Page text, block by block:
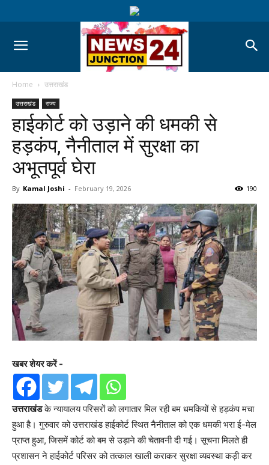
Home उत्तराखंड
उत्तराखंड राज्य
हाईकोर्ट को उड़ाने की धमकी से
हड़कंप, नैनीताल में सुरक्षा का
अभूतपूर्व घेरा
By Kamal Joshi - February 19, 2026 190
खबर शेयर करें -
उत्तराखंडके न्यायालय परिसरों को लगातार मिल रही बम धमकियों से हड़कंप मचा
हुआ है। गुरुवार को उत्तराखंड हाईकोर्ट स्थित नैनीताल को एक धमकी भरा ई-मेल
प्राप्त हुआ, जिसमें कोर्ट को बम से उड़ाने की चेतावनी दी गई। सूचना मिलते ही
प्रशासन ने हाईकोर्ट परिसर को तत्काल खाली कराकर सुरक्षा व्यवस्था कड़ी कर